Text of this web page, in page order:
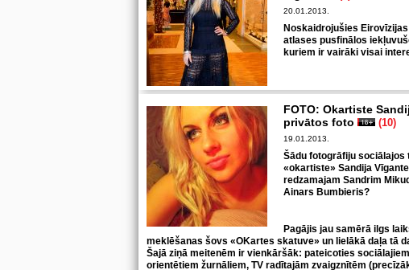
20.01.2013.
Noskaidrojušies
atlases pusfinālos
kuriem ir vairāki visai
FOTO: Okartiste
privātos foto
(10)
19.01.2013.
Šādu fotogrāfiju sociālajos
«okartiste» Sandija
redzamajam Sandrim
Ainars Bumbieris?
Pagājis jau samērā ilgs
meklēšanas šovs «OKartes skatuve» un lielākā daļa tā
Šajā ziņā meitenēm ir vienkāršāk: pateicoties
orientētiem žurnāliem, TV radītajām zvaigznītēm